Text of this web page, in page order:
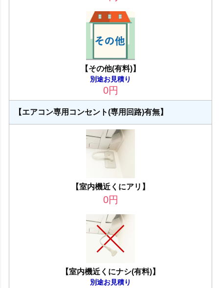
【その他(有料)】
別途お見積り
0円
【エアコン専用コンセント(専用回路)有無】
【室内機近くにアリ】
0円
【室内機近くにナシ(有料)】
別途お見積り